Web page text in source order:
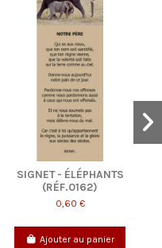
SIGNET - CHAMPS
FLEURS
Ajouter au